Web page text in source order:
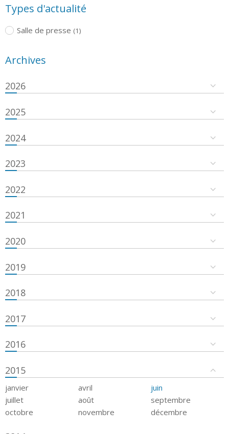
Types d'actualité
Salle de presse (1)
Archives
2026
2025
2024
2023
2022
2021
2020
2019
2018
2017
2016
2015
janvier avril
juin
juillet
août
septembre
octobre
novembre décembre